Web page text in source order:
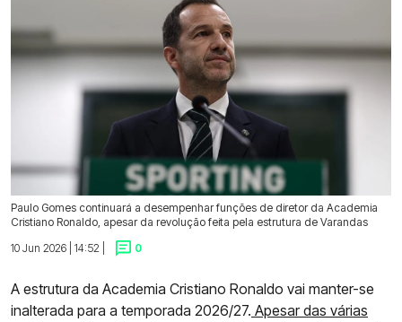
Paulo Gomes continuará a desempenhar funções de diretor da Academia
Cristiano Ronaldo, apesar da revolução feita pela estrutura de Varandas
10 Jun 2026 | 14:52 |
0
A estrutura da Academia Cristiano Ronaldo vai manter-se
inalterada para a temporada 2026/27. Apesar das várias